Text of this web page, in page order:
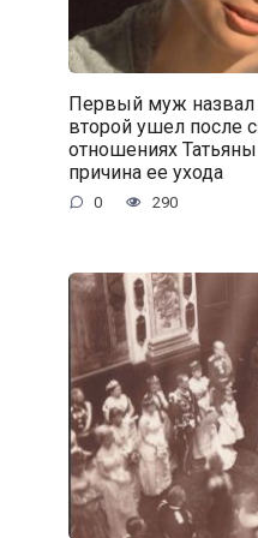
Первый муж назвал
второй ушел после
отношениях
причина ее ухода
0 290